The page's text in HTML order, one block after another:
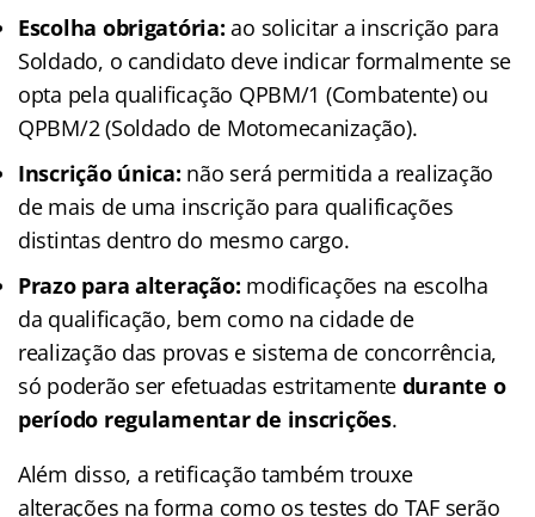
Escolha obrigatória: ao solicitar a inscrição para
Soldado, o candidato deve indicar formalmente se
opta pela qualificação QPBM/1 (Combatente) ou
QPBM/2 (Soldado de Motomecanização).
Inscrição única: não será permitida a realização
de mais de uma inscrição para qualificações
distintas dentro do mesmo cargo.
Prazo para alteração: modificações na escolha
da qualificação, bem como na cidade de
realização das provas e sistema de concorrência,
só poderão ser efetuadas estritamente durante o
período regulamentar de inscrições.
Além disso, a retificação também trouxe
alterações na forma como os testes do TAF serão